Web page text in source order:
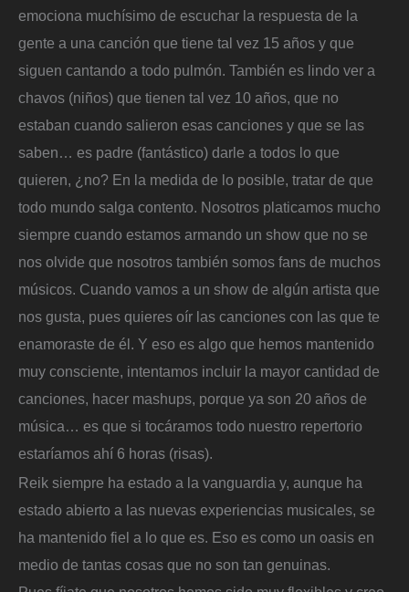
emociona muchísimo de escuchar la respuesta de la
gente a una canción que tiene tal vez 15 años y que
siguen cantando a todo pulmón. También es lindo ver a
chavos (niños) que tienen tal vez 10 años, que no
estaban cuando salieron esas canciones y que se las
saben… es padre (fantástico) darle a todos lo que
quieren, ¿no? En la medida de lo posible, tratar de que
todo mundo salga contento. Nosotros platicamos mucho
siempre cuando estamos armando un show que no se
nos olvide que nosotros también somos fans de muchos
músicos. Cuando vamos a un show de algún artista que
nos gusta, pues quieres oír las canciones con las que te
enamoraste de él. Y eso es algo que hemos mantenido
muy consciente, intentamos incluir la mayor cantidad de
canciones, hacer mashups, porque ya son 20 años de
música… es que si tocáramos todo nuestro repertorio
estaríamos ahí 6 horas (risas).
Reik siempre ha estado a la vanguardia y, aunque ha
estado abierto a las nuevas experiencias musicales, se
ha mantenido fiel a lo que es. Eso es como un oasis en
medio de tantas cosas que no son tan genuinas.